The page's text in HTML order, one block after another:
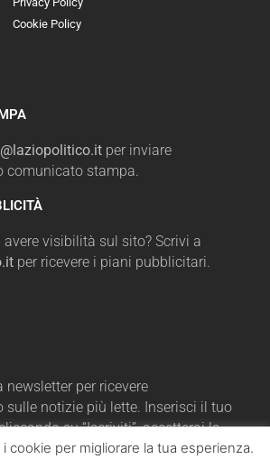
Cookie Policy
per inviare
comunicato stampa.
visibilità sul sito? Scrivi a
per ricevere i piani pubblicitari.
per ricevere
sulle notizie più lette. Inserisci il tuo
su “Iscriviti”, accetterai la
nostra Privacy Policy.
cookie per migliorare la tua esperienza.